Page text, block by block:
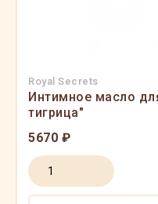
Royal Secrets
Интимное масло
тигрица"
5670 ₽